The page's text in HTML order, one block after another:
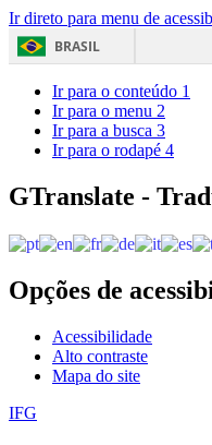
Ir direto para menu de
BRASIL
Ir para o conteúdo 1
Ir para o menu 2
Ir para a busca 3
Ir para o rodapé 4
GTranslate -
Opções de
Acessibilidade
Alto contraste
Mapa do site
IFG